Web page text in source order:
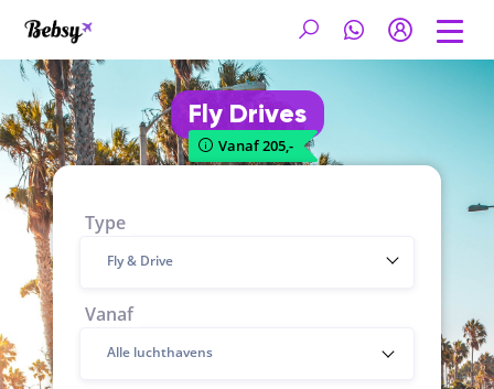
Fly Drives
Vanaf 205,-
Type
Fly & Drive
Vanaf